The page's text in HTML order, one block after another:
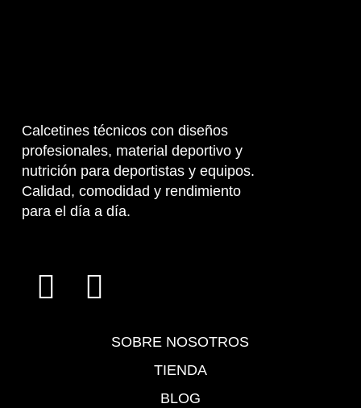
Calcetines técnicos con diseños
profesionales, material deportivo y
nutrición para deportistas y equipos.
Calidad, comodidad y rendimiento
para el día a día.
SOBRE NOSOTROS
TIENDA
BLOG